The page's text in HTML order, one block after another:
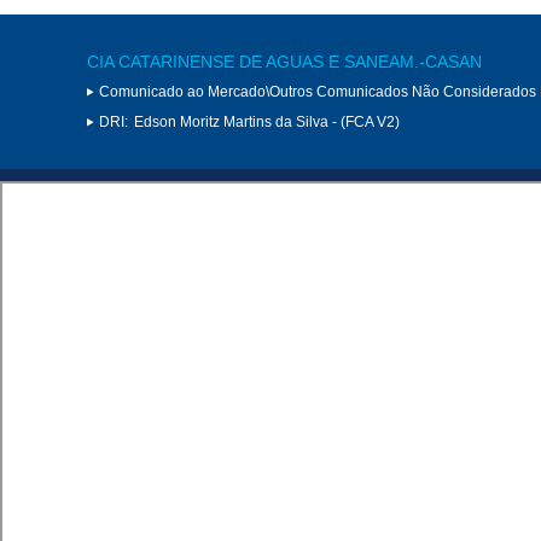
CIA CATARINENSE DE AGUAS E SANEAM.-CASAN
Comunicado ao Mercado\Outros Comunicados Não Considerados
DRI: Edson Moritz Martins da Silva - (FCA V2)